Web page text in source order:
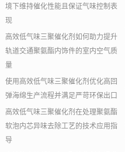
境下维持催化性能且保证气味控制表
现
高效低气味三聚催化剂如何助力提升
轨道交通聚氨酯内饰件的室内空气质
量
使用高效低气味三聚催化剂优化高回
弹海绵生产流程并满足严苛环保出口
高效低气味三聚催化剂在处理聚氨酯
软泡内芯异味去除工艺的技术应用指
导